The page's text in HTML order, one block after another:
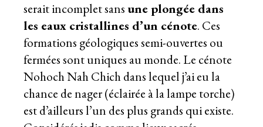
serait incomplet sans une plongée dans
les eaux cristallines d’un cénote. Ces
formations géologiques semi-ouvertes ou
fermées sont uniques au monde. Le cénote
Nohoch Nah Chich dans lequel j’ai eu la
chance de nager (éclairée à la lampe torche)
est d’ailleurs l’un des plus grands qui existe.